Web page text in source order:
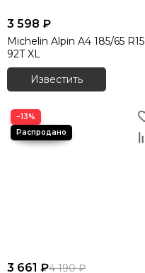
3 598 ₽
Michelin Alpin A4 185/65 R15
92T XL
Известить
−13%
3 661 ₽4 190 ₽